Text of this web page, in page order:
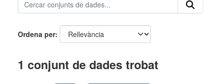
Ordena per
1 conjunt de dades trobat